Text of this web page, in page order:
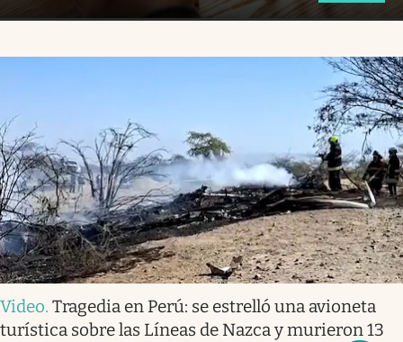
Video. Tragedia en Perú: se estrelló una avioneta
turística sobre las Líneas de Nazca y murieron 13